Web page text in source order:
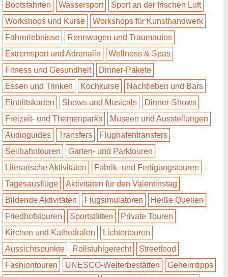
Bootsfahrten
Wassersport
Sport an der frischen Luft
Workshops und Kurse
Workshops für Kunsthandwerk
Fahrerlebnisse
Rennwagen und Traumautos
Extremsport und Adrenalin
Wellness & Spas
Fitness und Gesundheit
Dinner-Pakete
Essen und Trinken
Kochkurse
Nachtleben und Bars
Eintrittskarten
Shows und Musicals
Dinner-Shows
Freizeit- und Themenparks
Museen und Ausstellungen
Audioguides
Transfers
Flughafentransfers
Seilbahntouren
Garten- und Parktouren
Literarische Aktivitäten
Fabrik- und Fertigungstouren
Tagesausflüge
Aktivitäten für den Valentinstag
Bildende Aktivitäten
Flugsimulatoren
Heiße Quellen
Friedhofstouren
Sportstätten
Private Touren
Kirchen und Kathedralen
Lichtertouren
Aussichtspunkte
Rollstuhlgerecht
Streetfood
Fashiontouren
UNESCO-Welterbestätten
Geheimtipps